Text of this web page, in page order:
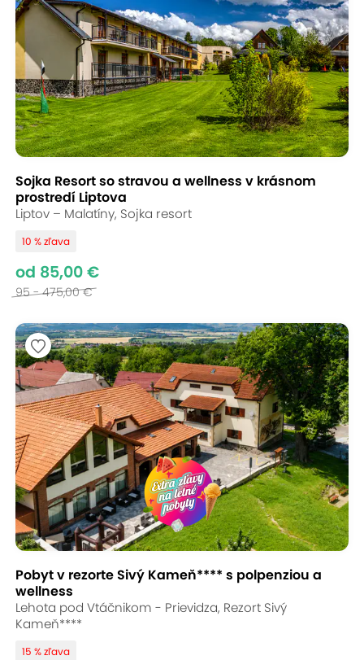
Sojka Resort so stravou a wellness v krásnom
prostredí Liptova
Liptov – Malatíny, Sojka resort
10 % zľava
od 85,00 €
95 - 475,00 €
Pobyt v rezorte Sivý Kameň**** s polpenziou a
wellness
Lehota pod Vtáčnikom - Prievidza, Rezort Sivý
Kameň****
15 % zľava